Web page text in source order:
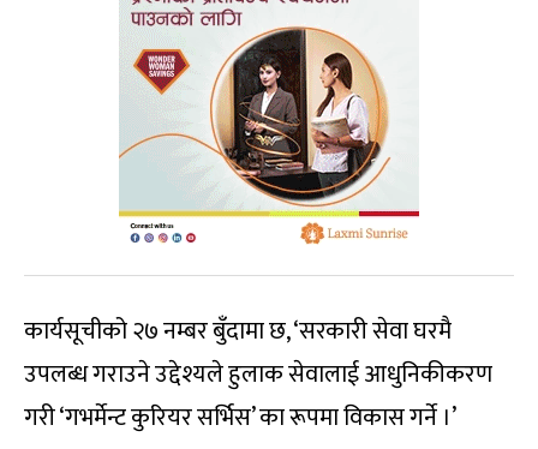
कार्यसूचीको २७ नम्बर बुँदामा छ, ‘सरकारी सेवा घरमै
उपलब्ध गराउने उद्देश्यले हुलाक सेवालाई आधुनिकीकरण
गरी ‘गभर्मेन्ट कुरियर सर्भिस’ का रूपमा विकास गर्ने ।’